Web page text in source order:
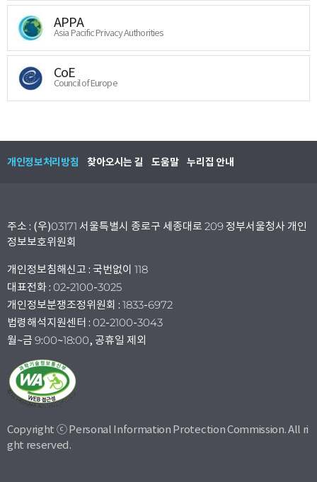
APPA
Asia Pacific Privacy Authorities
CoE
Council of Europe
개인정보처리방침 찾아오시는 길 도움말 누리집 안내
주소 : (우)03171 서울특별시 종로구 세종대로 209 정부서울청사 개인
정보보호위원회
개인정보침해신고 : 국번없이 118
대표전화 : 02-2100-3025
개인정보분쟁조정위원회 : 1833-6972
법령해석지원센터 : 02-2100-3043
월~금 9:00~18:00, 공휴일 제외
Copyright ⓒ Personal Information Protection Commission. All ri
ght reserved.